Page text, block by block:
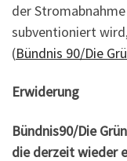
der
subventioniert
(Bündnis 90/Die
Erwiderung
Bündnis90/Die
die derzeit wieder